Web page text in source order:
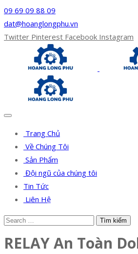
09 69 09 88 09
dat@hoanglongphu.vn
Twitter Pinterest Facebook Instagram
Trang Chủ
Về Chúng Tôi
Sản Phẩm
Đội ngũ của chúng tôi
Tin Tức
Liên Hệ
RELAY An Toàn